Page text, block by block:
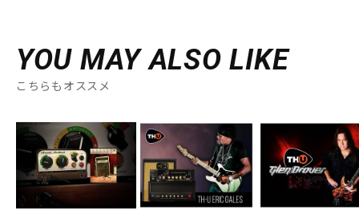
YOU MAY ALSO LIKE
こちらもオススメ